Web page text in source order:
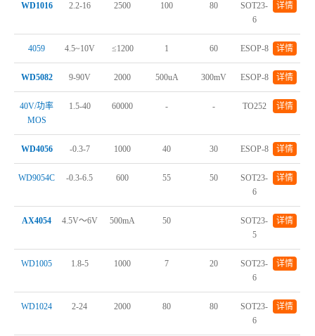
WD1016 2.2-16 2500 100 80
SOT23-
6
详情
4059 4.5~10V ≤1200 1 60 ESOP-8 详情
WD5082 9-90V 2000 500uA 300mV ESOP-8 详情
40V/功率
MOS
1.5-40 60000 - - TO252 详情
WD4056 -0.3-7 1000 40 30 ESOP-8 详情
WD9054C -0.3-6.5 600 55 50
SOT23-
6
详情
AX4054 4.5V～6V 500mA 50
SOT23-
5
详情
WD1005 1.8-5 1000 7 20
SOT23-
6
详情
WD1024 2-24 2000 80 80
SOT23-
6
详情